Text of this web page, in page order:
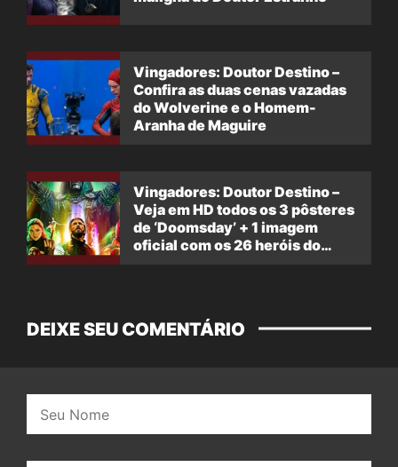
Vingadores: Doutor Destino –
Confira as duas cenas vazadas
do Wolverine e o Homem-
Aranha de Maguire
Vingadores: Doutor Destino –
Veja em HD todos os 3 pôsteres
de ‘Doomsday’ + 1 imagem
oficial com os 26 heróis do
DEIXE SEU COMENTÁRIO